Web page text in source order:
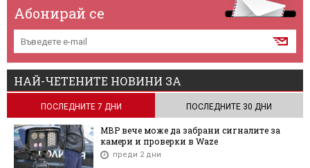
Абонирай се
НАЙ-ЧЕТЕНИТЕ НОВИНИ ЗА
ПОСЛЕДНИТЕ 7 ДНИ ПОСЛЕДНИТЕ 30 ДНИ
МВР вече може да забрани сигналите за
камери и проверки в Waze
преди 2 дни